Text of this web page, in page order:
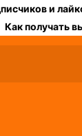
и
Как получать